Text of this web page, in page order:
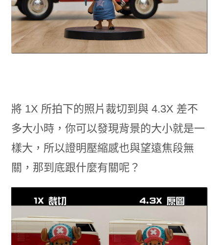
將 1X 所拍下的照片裁切到與 4.3X 差不
多大小時，你可以發現背景的大小就是一
樣大，所以證明壓縮感也與望遠焦段無
關，那到底跟什麼有關呢？